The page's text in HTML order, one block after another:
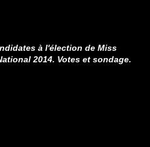
à l'élection de Miss
2014. Votes et sondage.